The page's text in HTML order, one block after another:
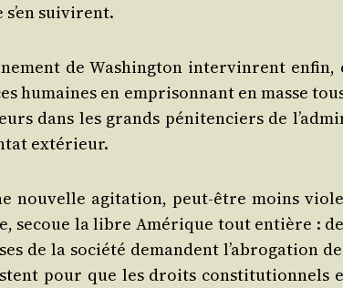
suivirent.
de Washing­ton inter­vinrent
humaines en empri­son­nant en masse
dans les grands péni­ten­ciers de
extérieur.
nou­velle agi­ta­tion, peut-être moins
secoue la libre Amé­rique tout entière :
de la socié­té demandent l’a­bro­ga­tion
pour que les droits consti­tu­tion­nels